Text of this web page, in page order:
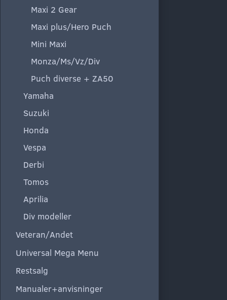
Maxi 2 Gear
Maxi plus/Hero Puch
Mini Maxi
Monza/Ms/Vz/Div
Puch diverse + ZA50
Yamaha
Suzuki
Honda
Vespa
Derbi
Tomos
Aprilia
Div modeller
Veteran/Andet
Universal Mega Menu
Restsalg
Manualer+anvisninger